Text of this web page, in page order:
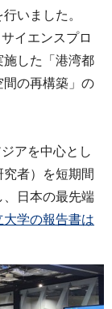
いました。
イエンスプロ
施した「港湾都
の再構築」の
アを中心とし
者）を短期間
、日本の最先端
大学の報告書は